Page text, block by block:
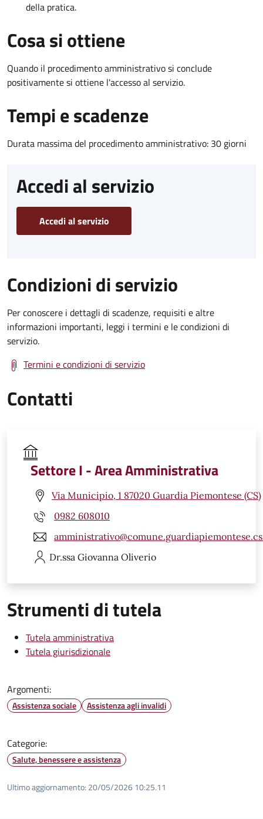
della pratica.
Cosa si ottiene
Quando il procedimento amministrativo si conclude
positivamente si ottiene l'accesso al servizio.
Tempi e scadenze
Durata massima del procedimento amministrativo: 30 giorni
Accedi al servizio
Accedi al servizio
Condizioni di servizio
Per conoscere i dettagli di scadenze, requisiti e altre
informazioni importanti, leggi i termini e le condizioni di
servizio.
Termini e condizioni di servizio
Contatti
Settore I - Area Amministrativa
Via Municipio, 1 87020 Guardia Piemontese (CS)
0982 608010
Dr.ssa Giovanna Oliverio
Strumenti di tutela
Tutela amministrativa
Tutela giurisdizionale
Argomenti:
Assistenza sociale Assistenza agli invalidi
Categorie:
Salute, benessere e assistenza
Ultimo aggiornamento: 20/05/2026 10:25.11